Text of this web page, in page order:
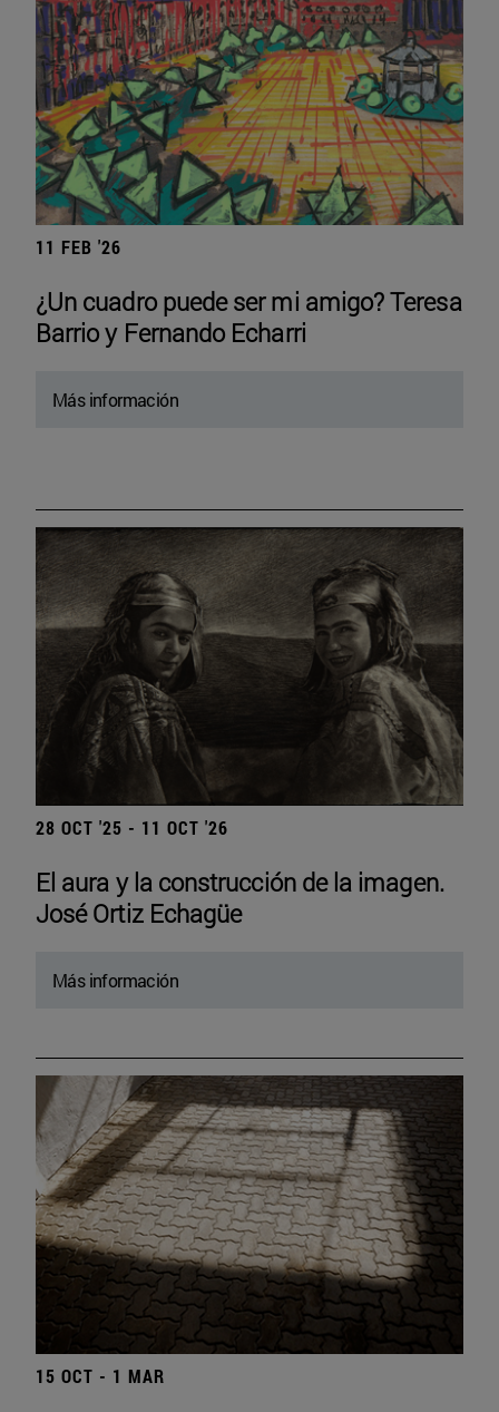
11 FEB '26
¿Un cuadro puede ser mi amigo? Teresa
Barrio y Fernando Echarri
Más información
28 OCT '25 - 11 OCT '26
El aura y la construcción de la imagen.
José Ortiz Echagüe
Más información
15 OCT - 1 MAR